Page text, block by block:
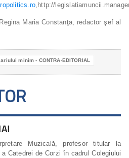
,http://
Maria Constanţa, redactor şef al
minim - CONTRA-EDITORIAL
Muzicală, profesor titular la
Catedrei de Corzi în cadrul Colegiului